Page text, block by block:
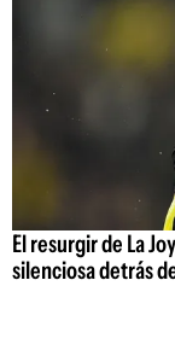
El resurgir de La
silenciosa detrás